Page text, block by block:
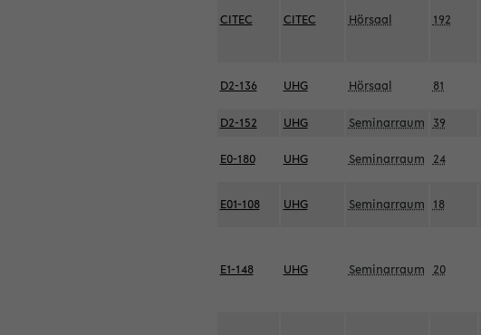
CITEC CITEC Hörsaal 192
D2-136 UHG Hörsaal 81
D2-152 UHG Seminarraum 39
E0-180 UHG Seminarraum 24
E01-108 UHG Seminarraum 18
E1-148 UHG Seminarraum 20